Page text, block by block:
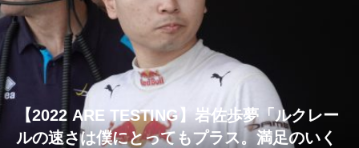
【2022 ARE TESTING】岩佐歩夢「ルクレー
ルの速さは僕にとってもプラス。満足のいく